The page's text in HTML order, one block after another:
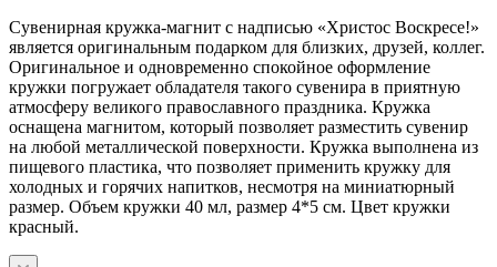
Сувенирная кружка-магнит с надписью «Христос Воскресе!»
является оригинальным подарком для близких, друзей, коллег.
Оригинальное и одновременно спокойное оформление
кружки погружает обладателя такого сувенира в приятную
атмосферу великого православного праздника. Кружка
оснащена магнитом, который позволяет разместить сувенир
на любой металлической поверхности. Кружка выполнена из
пищевого пластика, что позволяет применить кружку для
холодных и горячих напитков, несмотря на миниатюрный
размер. Объем кружки 40 мл, размер 4*5 см. Цвет кружки
красный.